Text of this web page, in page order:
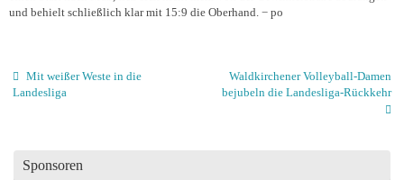
und behielt schließlich klar mit 15:9 die Oberhand. − po
Mit weißer Weste in die
Landesliga
Waldkirchener Volleyball-Damen
bejubeln die Landesliga-Rückkehr
Sponsoren